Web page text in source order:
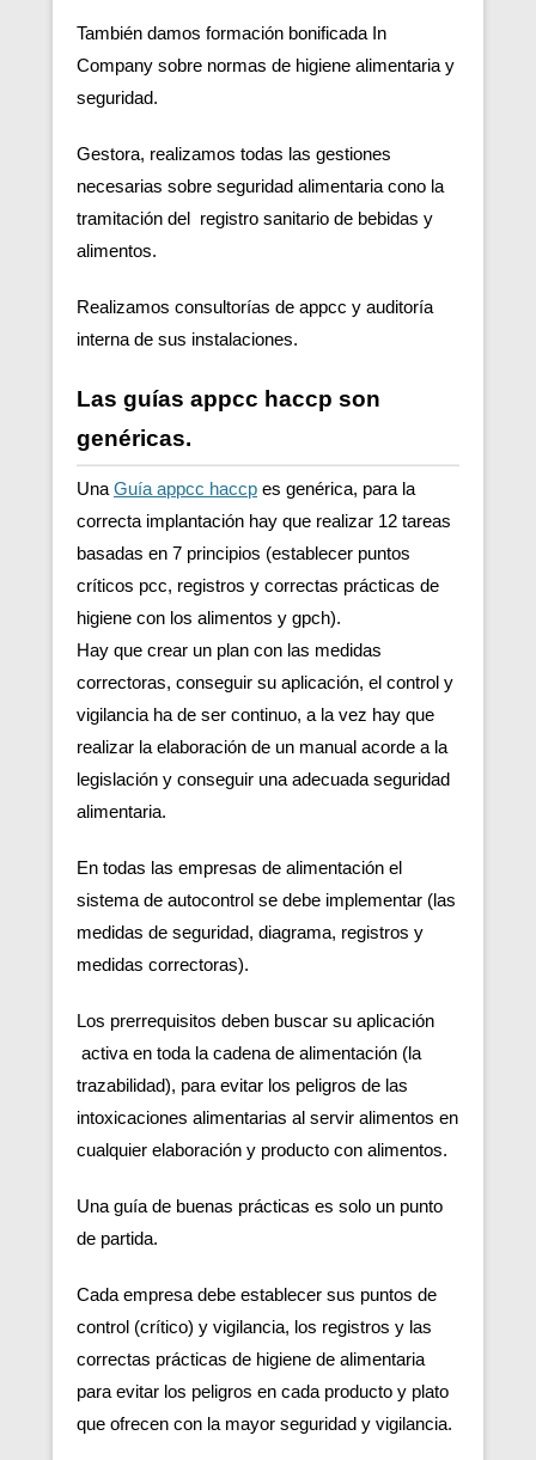
También damos formación bonificada In
Company sobre normas de higiene alimentaria y
seguridad.
Gestora, realizamos todas las gestiones
necesarias sobre seguridad alimentaria cono la
tramitación del registro sanitario de bebidas y
alimentos.
Realizamos consultorías de appcc y auditoría
interna de sus instalaciones.
Las guías appcc haccp son
genéricas.
Una Guía appcc haccp es genérica, para la
correcta implantación hay que realizar 12 tareas
basadas en 7 principios (establecer puntos
críticos pcc, registros y correctas prácticas de
higiene con los alimentos y gpch).
Hay que crear un plan con las medidas
correctoras, conseguir su aplicación, el control y
vigilancia ha de ser continuo, a la vez hay que
realizar la elaboración de un manual acorde a la
legislación y conseguir una adecuada seguridad
alimentaria.
En todas las empresas de alimentación el
sistema de autocontrol se debe implementar (las
medidas de seguridad, diagrama, registros y
medidas correctoras).
Los prerrequisitos deben buscar su aplicación
activa en toda la cadena de alimentación (la
trazabilidad), para evitar los peligros de las
intoxicaciones alimentarias al servir alimentos en
cualquier elaboración y producto con alimentos.
Una guía de buenas prácticas es solo un punto
de partida.
Cada empresa debe establecer sus puntos de
control (crítico) y vigilancia, los registros y las
correctas prácticas de higiene de alimentaria
para evitar los peligros en cada producto y plato
que ofrecen con la mayor seguridad y vigilancia.